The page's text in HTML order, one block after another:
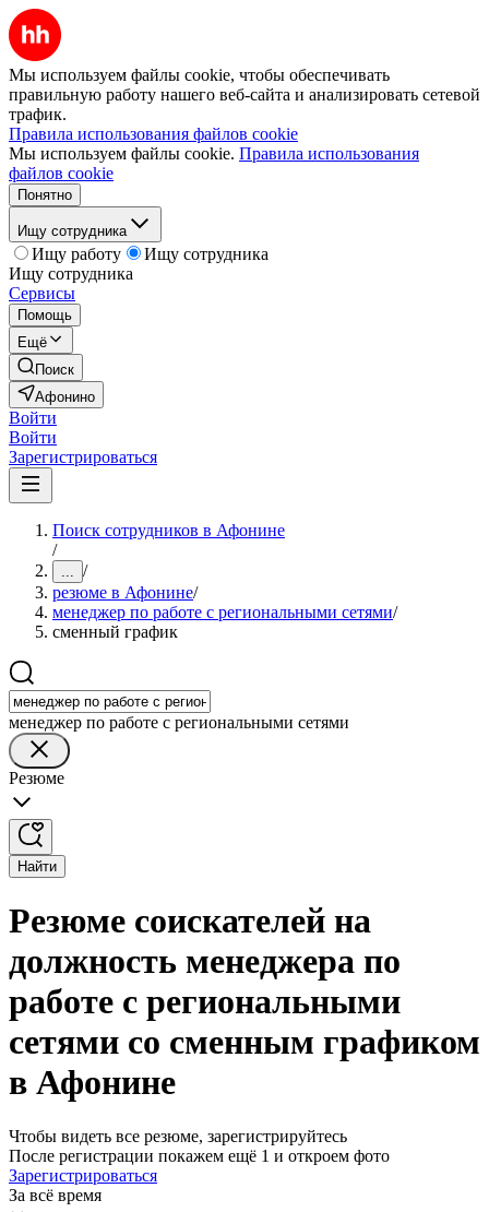
Мы используем файлы cookie, чтобы обеспечивать
правильную работу нашего веб-сайта и анализировать сетевой
трафик.
Правила использования файлов cookie
Мы используем файлы cookie. Правила использования
файлов cookie
Понятно
Ищу сотрудника
Ищу работу
Ищу сотрудника
Ищу сотрудника
Сервисы
Помощь
Ещё
Поиск
Афонино
Войти
Войти
Зарегистрироваться
Поиск сотрудников в Афонине
/
... /
резюме в Афонине/
менеджер по работе с региональными сетями/
сменный график
менеджер по работе с региональными сетями
Резюме
Найти
Резюме соискателей на
должность менеджера по
работе с региональными
сетями со сменным графиком
в Афонине
Чтобы видеть все резюме, зарегистрируйтесь
После регистрации покажем ещё 1 и откроем фото
Зарегистрироваться
За всё время